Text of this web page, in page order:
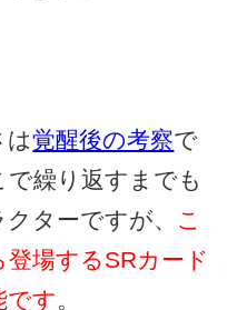
は覚醒後の考察で
繰り返すまでも
ターですが、 こ
場するSRカード
です。